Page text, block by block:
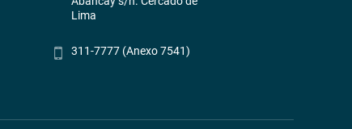
Lima
311-7777 (Anexo 7541)